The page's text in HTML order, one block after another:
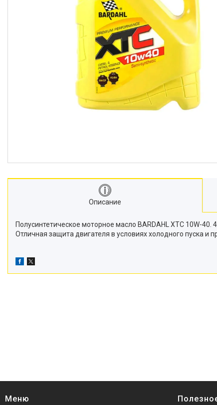
Описание
Полусинтетическое моторное масло BARDAHL XTC 10W-
Отличная защита двигателя в условиях холодного пуска и
Меню